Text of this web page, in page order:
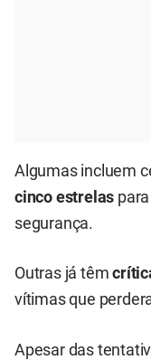
Algumas incluem
cinco estrelas
segurança.
Outras já têm
vítimas que
Apesar das